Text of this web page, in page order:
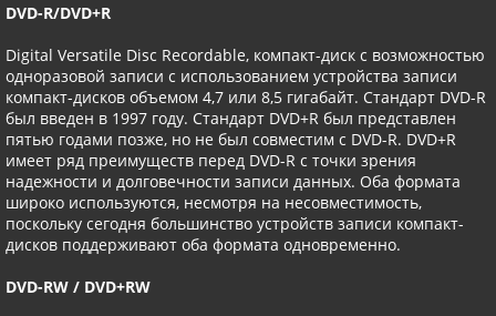
DVD-R/DVD+R
Digital Versatile Disc Recordable, компакт-диск с возможностью
одноразовой записи с использованием устройства записи
компакт-дисков объемом 4,7 или 8,5 гигабайт. Стандарт DVD-R
был введен в 1997 году. Стандарт DVD+R был представлен
пятью годами позже, но не был совместим с DVD-R. DVD+R
имеет ряд преимуществ перед DVD-R с точки зрения
надежности и долговечности записи данных. Оба формата
широко используются, несмотря на несовместимость,
поскольку сегодня большинство устройств записи компакт-
дисков поддерживают оба формата одновременно.
DVD-RW / DVD+RW